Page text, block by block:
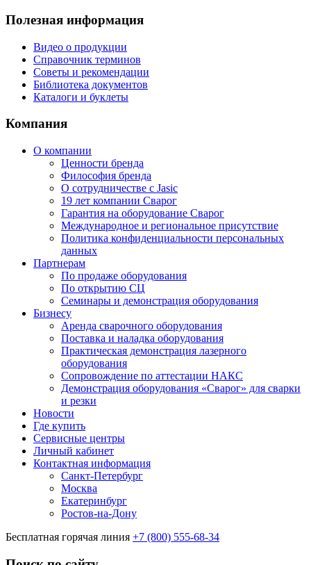
Полезная информация
Видео о продукции
Справочник терминов
Советы и рекомендации
Библиотека документов
Каталоги и буклеты
Компания
О компании
Ценности бренда
Философия бренда
О сотрудничестве с Jasic
19 лет компании Сварог
Гарантия на оборудование Сварог
Международное и региональное присутствие
Политика конфиденциальности персональных
данных
Партнерам
По продаже оборудования
По открытию СЦ
Семинары и демонстрация оборудования
Бизнесу
Аренда сварочного оборудования
Поставка и наладка оборудования
Практическая демонстрация лазерного
оборудования
Сопровождение по аттестации НАКС
Демонстрация оборудования «Сварог» для сварки
и резки
Новости
Где купить
Сервисные центры
Личный кабинет
Контактная информация
Санкт-Петербург
Москва
Екатеринбург
Ростов-на-Дону
Бесплатная горячая линия +7 (800) 555-68-34